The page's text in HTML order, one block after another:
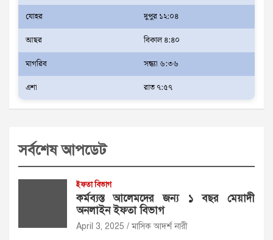
যোহর
দুপুর ১২:০৪
আছর
বিকাল ৪:৪০
মাগরিব
সন্ধ্যা ৬:৩৬
এশা
রাত ৭:৫৭
সর্বশেষ আপডেট
ইফতা বিভাগ
কর্মব্যস্ত আলেমদের জন্য ১ বছর মেয়াদী
অনলাইন ইফতা বিভাগ
April 3, 2025 মাসিক আদর্শ নারী